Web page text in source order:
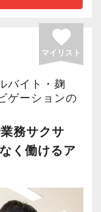
たい方
ください。
が「カシオペ
経理や一般事
験することが
自由な社風が
からの頑張り
。
favorite
マイリスト
バイト・麹
ゲーションの
務サクサ
く働けるア